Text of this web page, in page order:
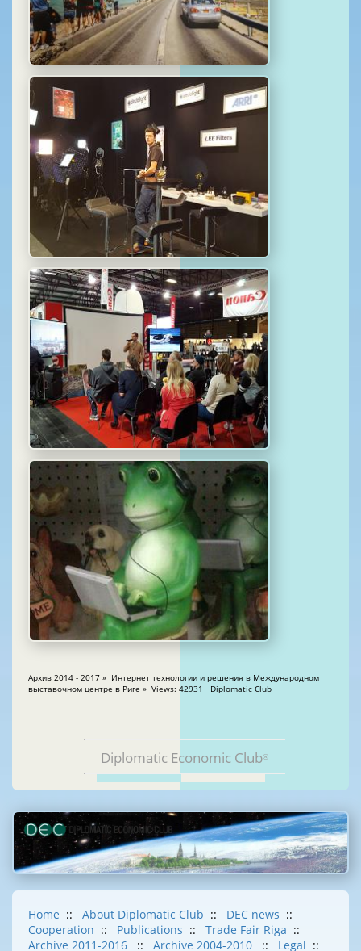
Архив 2014 - 2017 » Интернет технологии и решения в Международном
выставочном центре в Риге » Views: 42931 Diplomatic Club
Diplomatic Economic Club®
Home :: About Diplomatic Club :: DEC news ::
Cooperation :: Publications :: Trade Fair Riga ::
Archive 2011-2016
:: Archive 2004-2010 :: Legal ::